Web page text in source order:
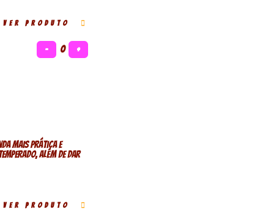
VER PRODUTO
− 0 +
mais prática e
temperado, além de dar
VER PRODUTO